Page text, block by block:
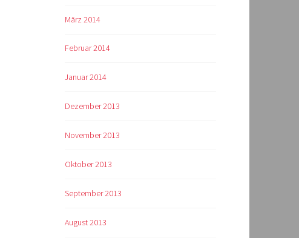
März 2014
Februar 2014
Januar 2014
Dezember 2013
November 2013
Oktober 2013
September 2013
August 2013